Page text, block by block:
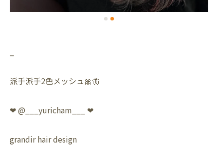
派手派手2色メッシュ🎀🦋
❤︎ @___yuricham___ ❤︎
grandir hair design